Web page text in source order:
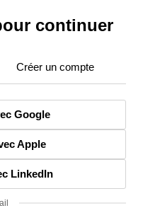
continuer
Créer un compte
Google
Apple
LinkedIn